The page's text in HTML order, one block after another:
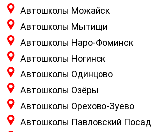
Автошколы Можайск
Автошколы Мытищи
Автошколы Наро-Фоминск
Автошколы Ногинск
Автошколы Одинцово
Автошколы Озёры
Автошколы Орехово-Зуево
Автошколы Павловский Посад